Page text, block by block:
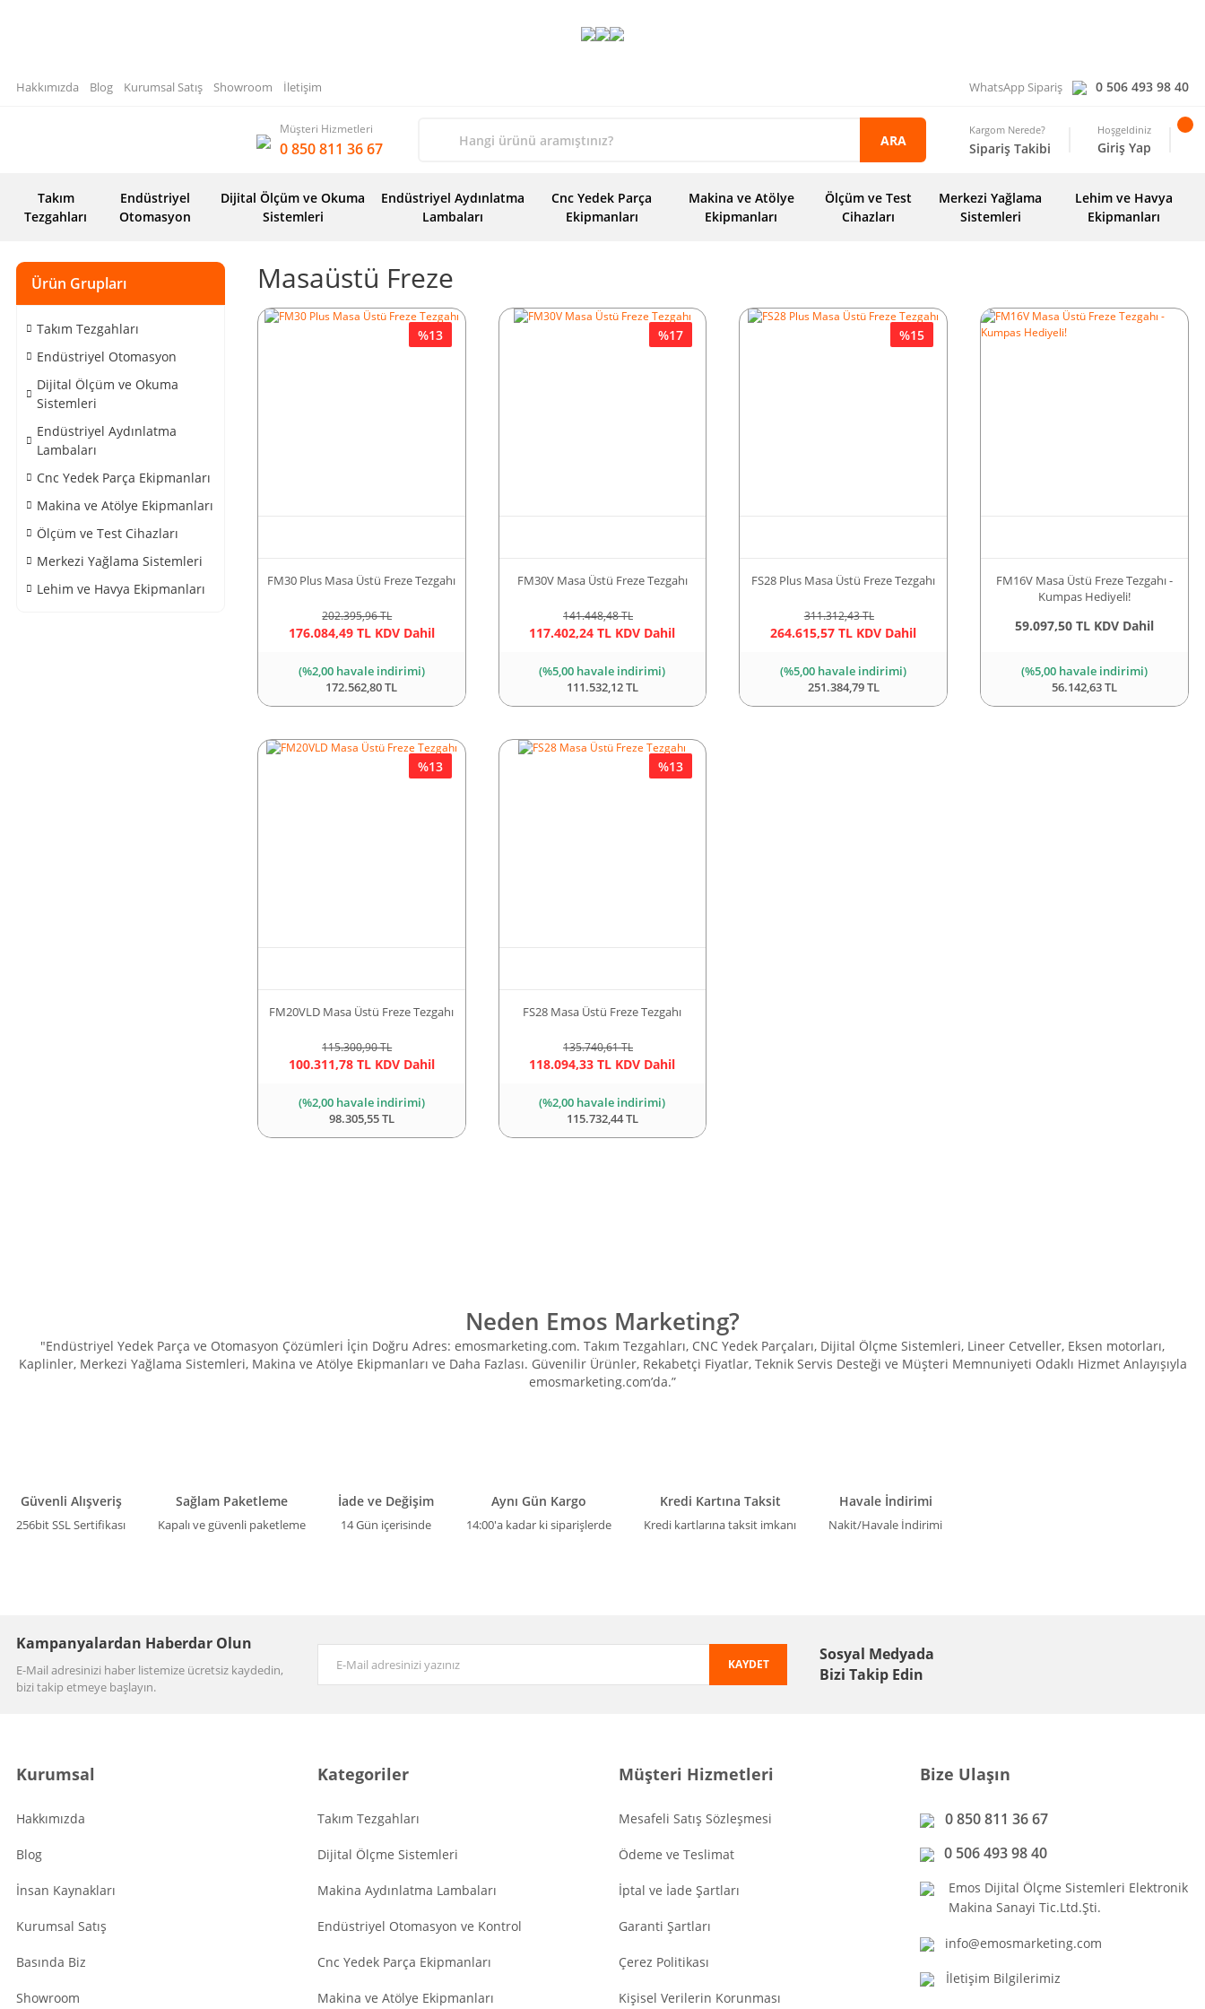
Hakkımızda Blog Kurumsal Satış Showroom İletişim WhatsApp Sipariş 0 506 493 98 40
Müşteri Hizmetleri
0 850 811 36 67 ARA
Kargom Nerede?
Sipariş Takibi
Hoşgeldiniz
Giriş Yap
Takım
Tezgahları
Endüstriyel
Otomasyon
Dijital Ölçüm ve Okuma
Sistemleri
Endüstriyel Aydınlatma
Lambaları
Cnc Yedek Parça
Ekipmanları
Makina ve Atölye
Ekipmanları
Ölçüm ve Test
Cihazları
Merkezi Yağlama
Sistemleri
Lehim ve Havya
Ekipmanları
Ürün Grupları
Takım Tezgahları
Endüstriyel Otomasyon
Dijital Ölçüm ve Okuma
Sistemleri
Endüstriyel Aydınlatma
Lambaları
Cnc Yedek Parça Ekipmanları
Makina ve Atölye Ekipmanları
Ölçüm ve Test Cihazları
Merkezi Yağlama Sistemleri
Lehim ve Havya Ekipmanları
Masaüstü Freze
FM30 Plus Masa Üstü Freze Tezgahı
202.395,96 TL
176.084,49 TL KDV Dahil
%13
(%2,00 havale indirimi)
172.562,80 TL
FM30V Masa Üstü Freze Tezgahı
141.448,48 TL
117.402,24 TL KDV Dahil
%17
(%5,00 havale indirimi)
111.532,12 TL
FS28 Plus Masa Üstü Freze Tezgahı
311.312,43 TL
264.615,57 TL KDV Dahil
%15
(%5,00 havale indirimi)
251.384,79 TL
FM16V Masa Üstü Freze Tezgahı -
Kumpas Hediyeli!
59.097,50 TL KDV Dahil
(%5,00 havale indirimi)
56.142,63 TL
FM20VLD Masa Üstü Freze Tezgahı
115.300,90 TL
100.311,78 TL KDV Dahil
%13
(%2,00 havale indirimi)
98.305,55 TL
FS28 Masa Üstü Freze Tezgahı
135.740,61 TL
118.094,33 TL KDV Dahil
%13
(%2,00 havale indirimi)
115.732,44 TL
Neden Emos Marketing?
"Endüstriyel Yedek Parça ve Otomasyon Çözümleri İçin Doğru Adres: emosmarketing.com. Takım Tezgahları, CNC Yedek Parçaları, Dijital Ölçme Sistemleri, Lineer Cetveller, Eksen motorları,
Kaplinler, Merkezi Yağlama Sistemleri, Makina ve Atölye Ekipmanları ve Daha Fazlası. Güvenilir Ürünler, Rekabetçi Fiyatlar, Teknik Servis Desteği ve Müşteri Memnuniyeti Odaklı Hizmet Anlayışıyla
emosmarketing.com’da.”
Güvenli Alışveriş
256bit SSL Sertifikası
Sağlam Paketleme
Kapalı ve güvenli paketleme
İade ve Değişim
14 Gün içerisinde
Aynı Gün Kargo
14:00'a kadar ki siparişlerde
Kredi Kartına Taksit
Kredi kartlarına taksit imkanı
Havale İndirimi
Nakit/Havale İndirimi
Kampanyalardan Haberdar Olun
E-Mail adresinizi haber listemize ücretsiz kaydedin,
bizi takip etmeye başlayın.
KAYDET
Sosyal Medyada
Bizi Takip Edin
Kurumsal
Hakkımızda
Blog
İnsan Kaynakları
Kurumsal Satış
Basında Biz
Showroom
Kategoriler
Takım Tezgahları
Dijital Ölçme Sistemleri
Makina Aydınlatma Lambaları
Endüstriyel Otomasyon ve Kontrol
Cnc Yedek Parça Ekipmanları
Makina ve Atölye Ekipmanları
Müşteri Hizmetleri
Mesafeli Satış Sözleşmesi
Ödeme ve Teslimat
İptal ve İade Şartları
Garanti Şartları
Çerez Politikası
Kişisel Verilerin Korunması
Bize Ulaşın
0 850 811 36 67
0 506 493 98 40
Emos Dijital Ölçme Sistemleri Elektronik
Makina Sanayi Tic.Ltd.Şti.
info@emosmarketing.com
İletişim Bilgilerimiz